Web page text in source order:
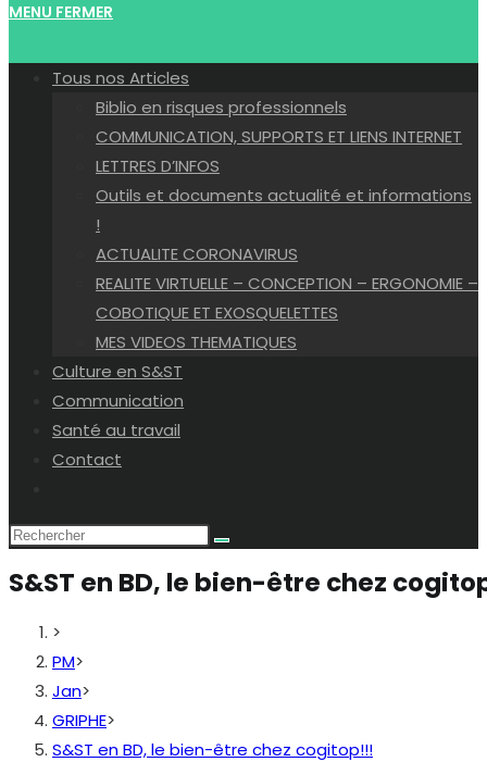
MENU FERMER
Tous nos Articles
Biblio en risques professionnels
COMMUNICATION, SUPPORTS ET LIENS INTERNET
LETTRES D’INFOS
Outils et documents actualité et informations
!
ACTUALITE CORONAVIRUS
REALITE VIRTUELLE – CONCEPTION – ERGONOMIE –
COBOTIQUE ET EXOSQUELETTES
MES VIDEOS THEMATIQUES
Culture en S&ST
Communication
Santé au travail
Contact
search
S&ST en BD, le bien-être chez
>
PM>
Jan>
GRIPHE>
S&ST en BD, le bien-être chez cogitop!!!